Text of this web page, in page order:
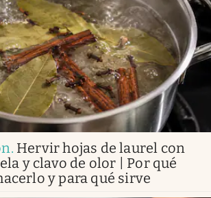
. Hervir hojas de laurel con
y clavo de olor | Por qué
y para qué sirve